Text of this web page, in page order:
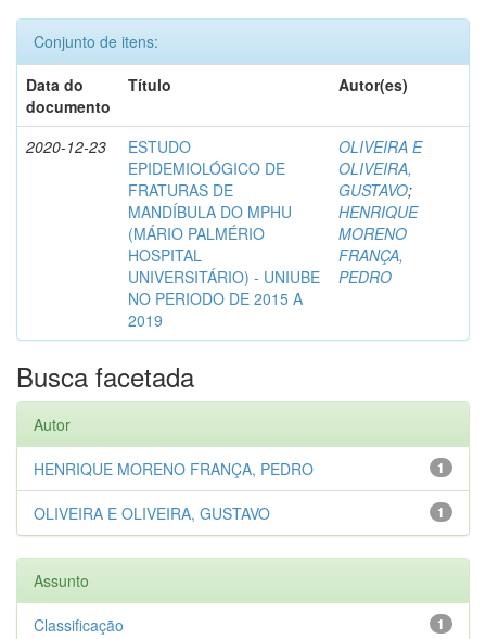
Conjunto de itens:
Data do
documento
Título Autor(es)
2020-12-23
ESTUDO
EPIDEMIOLÓGICO DE
FRATURAS DE
MANDÍBULA DO MPHU
(MÁRIO PALMÉRIO
HOSPITAL
UNIVERSITÁRIO) - UNIUBE
NO PERIODO DE 2015 A
2019
OLIVEIRA E
OLIVEIRA,
GUSTAVO;
HENRIQUE
MORENO
FRANÇA,
PEDRO
Busca facetada
Autor
1
HENRIQUE MORENO FRANÇA, PEDRO
1
OLIVEIRA E OLIVEIRA, GUSTAVO
Assunto
1
Classificação